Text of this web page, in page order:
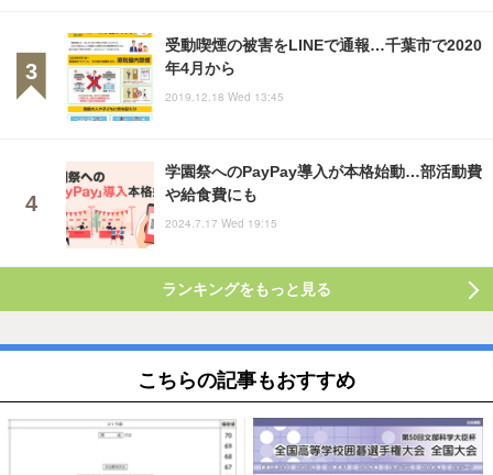
受動喫煙の被害をLINEで通報…千葉市で2020
年4月から
2019.12.18 Wed 13:45
学園祭へのPayPay導入が本格始動…部活動費
や給食費にも
2024.7.17 Wed 19:15
ランキングをもっと見る
こちらの記事もおすすめ